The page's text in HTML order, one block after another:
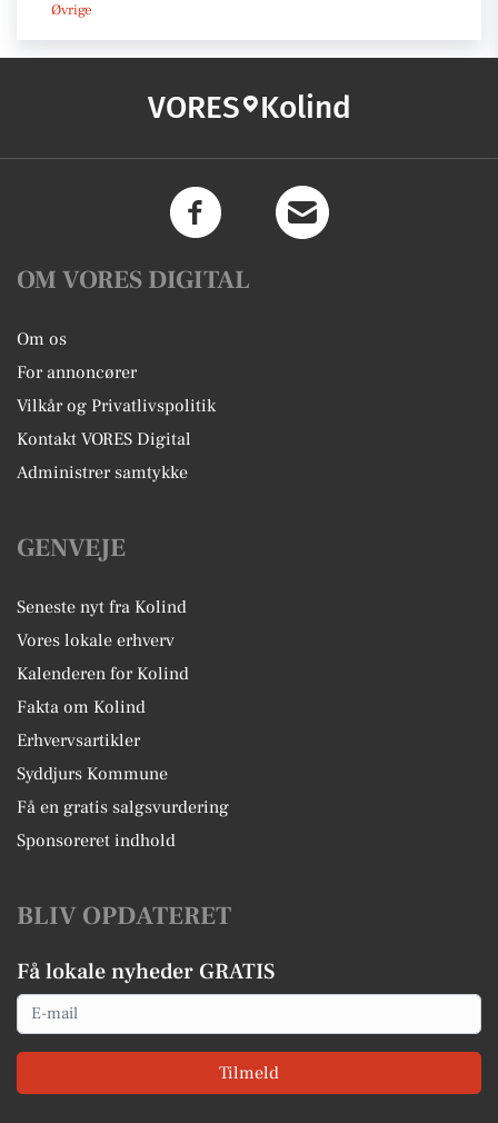
Øvrige
VORES Kolind
OM VORES DIGITAL
Om os
For annoncører
Vilkår og Privatlivspolitik
Kontakt VORES Digital
Administrer samtykke
GENVEJE
Seneste nyt fra Kolind
Vores lokale erhverv
Kalenderen for Kolind
Fakta om Kolind
Erhvervsartikler
Syddjurs Kommune
Få en gratis salgsvurdering
Sponsoreret indhold
BLIV OPDATERET
Få lokale nyheder GRATIS
Email
Tilmeld